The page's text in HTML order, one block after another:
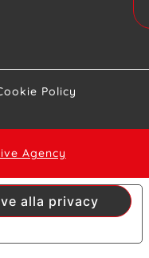
Policy
Agency
alla privacy